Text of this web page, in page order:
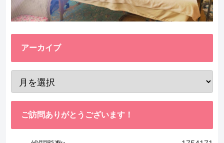
アーカイブ
ご訪問ありがとうございます！